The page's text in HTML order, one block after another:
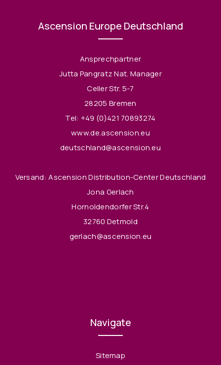
Ascension Europe Deutschland
Ansprechpartner
Jutta Pangratz Nat. Manager
Celler Str. 5-7
28205 Bremen
Tel: +49 (0)421 70893274
www.de.ascension.eu
deutschland@ascension.eu
Versand: Ascension Distribution-Center Deutschland
Jona Gerlach
Hornoldendorfer Str.4
32760 Detmold
gerlach@ascension.eu
Navigate
Sitemap